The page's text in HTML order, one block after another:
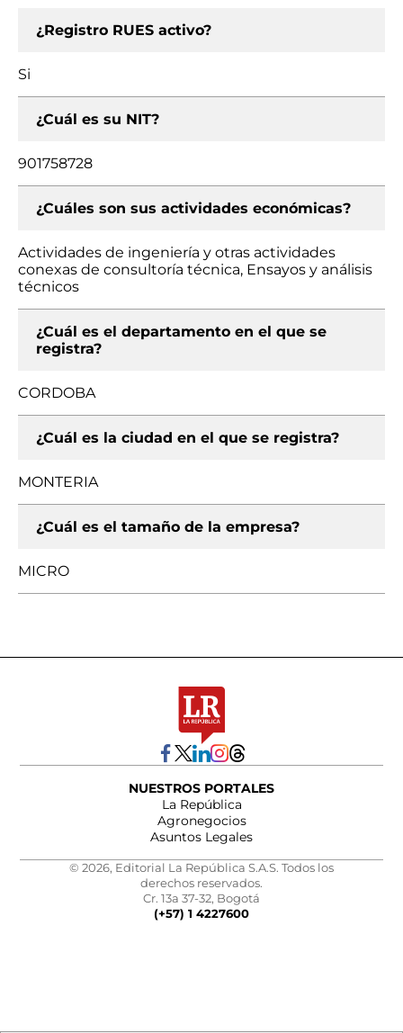
¿Registro RUES activo?
Si
¿Cuál es su NIT?
901758728
¿Cuáles son sus actividades económicas?
Actividades de ingeniería y otras actividades
conexas de consultoría técnica, Ensayos y análisis
técnicos
¿Cuál es el departamento en el que se
registra?
CORDOBA
¿Cuál es la ciudad en el que se registra?
MONTERIA
¿Cuál es el tamaño de la empresa?
MICRO
NUESTROS PORTALES
La República
Agronegocios
Asuntos Legales
© 2026, Editorial La República S.A.S. Todos los
derechos reservados.
Cr. 13a 37-32, Bogotá
(+57) 1 4227600